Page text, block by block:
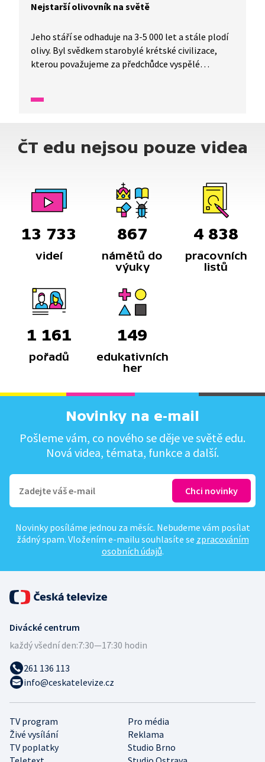
Nejstarší olivovník na světě
Jeho stáří se odhaduje na 3-5 000 let a stále plodí
olivy. Byl svědkem starobylé krétské civilizace,
kterou považujeme za předchůdce vyspělé
na řecký ostrov Kréta. Ve videu se o něm dozvíte
ČT edu nejsou pouze videa
13 733
videí
867
námětů do
výuky
4 838
pracovních
listů
1 161
pořadů
149
edukativních
her
Novinky na e-mail
Pošleme vám, co nového se děje ve světě edu.
Nová videa, témata, funkce a další.
Novinky posíláme jednou za měsíc. Nebudeme vám posílat
žádný spam. Vložením e-mailu souhlasíte se zpracováním
osobních údajů.